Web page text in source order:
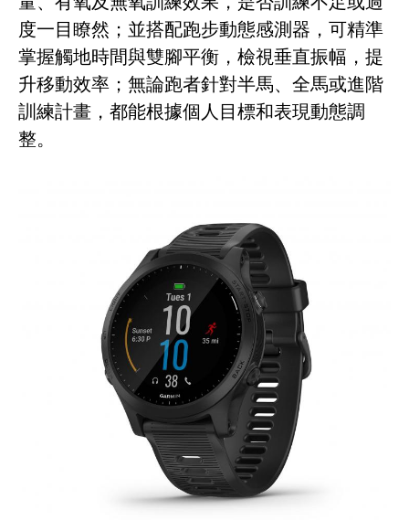
度一目瞭然；並搭配跑步動態感測器，可精準
掌握觸地時間與雙腳平衡，檢視垂直振幅，提
升移動效率；無論跑者針對半馬、全馬或進階
訓練計畫，都能根據個人目標和表現動態調
整。